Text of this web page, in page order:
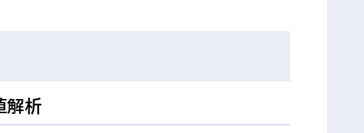
解析